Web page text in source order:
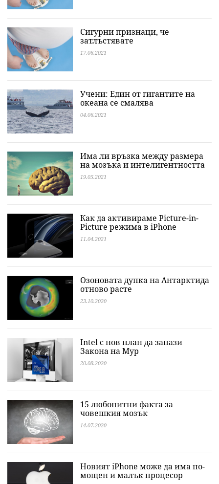
Сигурни признаци, че
затлъстявате
17.06.2021
Учени: Един от гигантите на
океана се смалява
04.06.2021
Има ли връзка между размера
на мозъка и интелигентността
19.05.2021
Как да активираме Picture-in-
Picture режима в iPhone
11.04.2021
Озоновата дупка на Антарктида
отново расте
23.10.2020
Intel с нов план да запази
Закона на Мур
20.08.2020
15 любопитни факта за
човешкия мозък
14.07.2020
Новият iPhone може да има по-
мощен и малък процесор